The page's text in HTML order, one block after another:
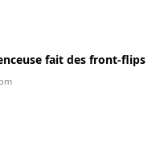
fait des front-flips